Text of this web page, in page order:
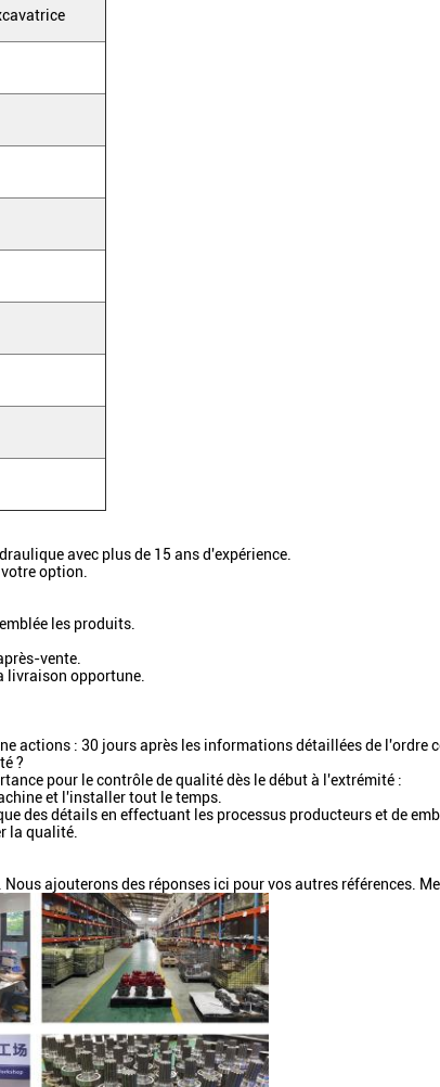
avec plus de 15 ans d'expérience.
option.
les produits.
vente.
livraison opportune.
actions : 30 jours après les informations détaillées de l'ordre
?
pour le contrôle de qualité dès le début à l'extrémité :
et l'installer tout le temps.
des détails en effectuant les processus producteurs et de
la qualité.
ajouterons des réponses ici pour vos autres références.